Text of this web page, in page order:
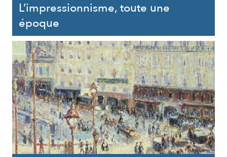
L’impressionnisme, toute une
époque